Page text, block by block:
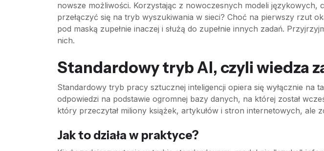
nowsze możliwości. Korzystając z nowoczesnych modeli
przełączyć się na tryb wyszukiwania w sieci? Choć na pierwszy rzut
pod maską zupełnie inaczej i służą do zupełnie innych zadań.
nich.
Standardowy tryb AI, czyli wiedza
Standardowy tryb pracy sztucznej inteligencji opiera się wyłącznie na
odpowiedzi na podstawie ogromnej bazy danych, na której został
który przeczytał miliony książek, artykułów i stron internetowych, ale
Jak to działa w praktyce?